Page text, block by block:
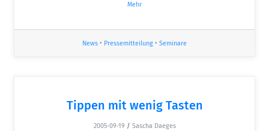
Mehr
News • Pressemitteilung • Seminare
Tippen mit wenig Tasten
2005-09-19 / Sascha Daeges